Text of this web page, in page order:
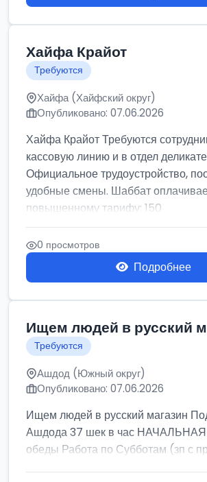
Хайфа Крайот
Требуются
Хайфа (Хайфский округ)
Опубликовано: 07.06.2026
Хайфа Крайот Требуются
кассовую линию и в отдел
Официальное трудоустройство,
удобные смены. Шаббат
повышенному тарифу: 150
0 просмотров
Подробнее
Ищем людей в русский
Требуются
Ашдод (Южный округ)
Опубликовано: 07.06.2026
Ищем людей в русский магазин
Ашдода 37 шек в час НАЧАЛЬНАЯ
обеды Работа по Субботам (зп с